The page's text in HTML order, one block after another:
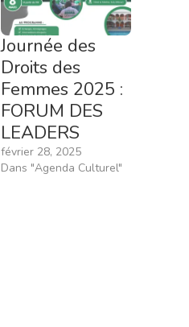
Journée des
Droits des
Femmes 2025 :
FORUM DES
LEADERS
février 28, 2025
Dans "Agenda Culturel"